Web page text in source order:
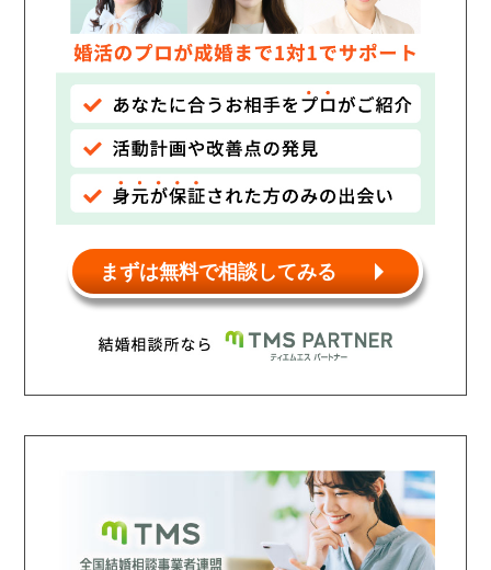
まずは無料で相談してみる